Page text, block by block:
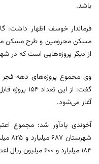
باشد.
از دیگر پروژه‌هایی است که در
آغاز می‌شود.
آخوندی یادآور شد: مجموع
۱۸۴ میلیارد و ۶۰۰ میلیون ریال اعتبار پیش بینی شده است.